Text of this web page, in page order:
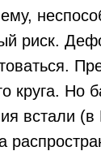
риск.
круга.
встали